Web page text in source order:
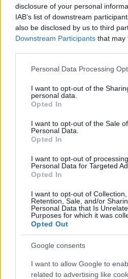
disclosure of your personal
IAB’s list of downstream
also be disclosed by us to third
Downstream Participants that may
Please note that this website/app
not limited to your visit or usage
grant or deny consent to Google
use your data for below specified
consent section.
Personal Data Processing
I want to opt-out of the
personal data.
Opted In
I want to opt-out of the Sale
Personal Data.
Opted In
I want to opt-out of
Personal Data for Targeted
Opted In
I want to opt-out of Collection,
Retention, Sale, and/or
Personal Data that Is
Purposes for which it was
Opted Out
Google consents
I want to allow Google to
related to advertising like
MARILYN MONROE
BALOGH EDINA
Népszerű